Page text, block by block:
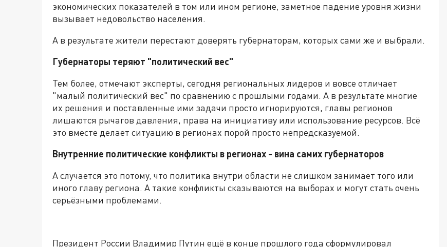
экономических показателей в том или ином регионе, заметное падение уровня жизни
вызывает недовольство населения.
А в результате жители перестают доверять губернаторам, которых сами же и выбрали.
Губернаторы теряют "политический вес"
Тем более, отмечают эксперты, сегодня региональных лидеров и вовсе отличает
"малый политический вес" по сравнению с прошлыми годами. А в результате многие
их решения и поставленные ими задачи просто игнорируются, главы регионов
лишаются рычагов давления, права на инициативу или использование ресурсов. Всё
это вместе делает ситуацию в регионах порой просто непредсказуемой.
Внутренние политические конфликты в регионах - вина самих губернаторов
А случается это потому, что политика внутри области не слишком занимает того или
иного главу региона. А такие конфликты сказываются на выборах и могут стать очень
серьёзными проблемами.
Президент России Владимир Путин ещё в конце прошлого года сформулировал